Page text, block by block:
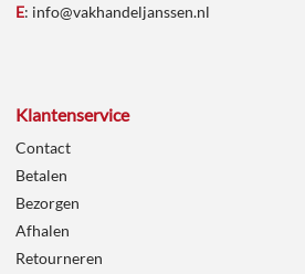
E: info@vakhandeljanssen.nl
Klantenservice
Contact
Betalen
Bezorgen
Afhalen
Retourneren